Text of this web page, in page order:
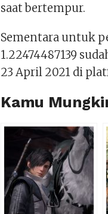
saat bertempur.
Sementara untuk
1.22474487139
23 April 2021 di
Kamu